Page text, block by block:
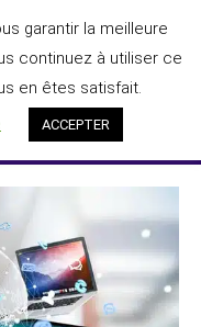
des entreprises
Menu
garantir la meilleure
continuez à utiliser ce
en êtes satisfait.
ACCEPTER